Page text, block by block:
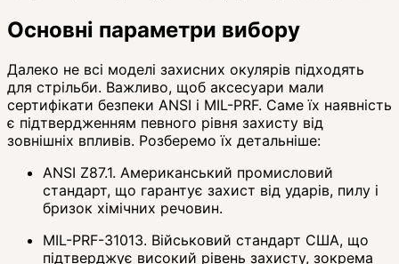
Основні параметри вибору
Далеко не всі моделі захисних окулярів підходять
для стрільби. Важливо, щоб аксесуари мали
сертифікати безпеки ANSI і MIL-PRF. Саме їх наявність
є підтвердженням певного рівня захисту від
зовнішніх впливів. Розберемо їх детальніше:
ANSI Z87.1. Американський промисловий
стандарт, що гарантує захист від ударів, пилу і
бризок хімічних речовин.
MIL-PRF-31013. Військовий стандарт США, що
підтверджує високий рівень захисту, зокрема